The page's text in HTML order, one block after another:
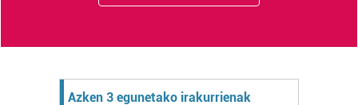
Azken 3 egunetako irakurrienak